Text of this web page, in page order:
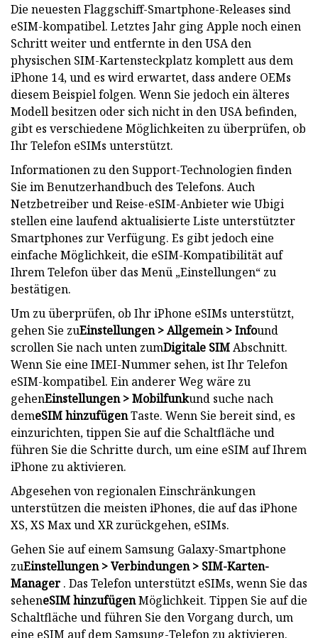
Die neuesten Flaggschiff-Smartphone-Releases sind
eSIM-kompatibel. Letztes Jahr ging Apple noch einen
Schritt weiter und entfernte in den USA den
physischen SIM-Kartensteckplatz komplett aus dem
iPhone 14, und es wird erwartet, dass andere OEMs
diesem Beispiel folgen. Wenn Sie jedoch ein älteres
Modell besitzen oder sich nicht in den USA befinden,
gibt es verschiedene Möglichkeiten zu überprüfen, ob
Ihr Telefon eSIMs unterstützt.
Informationen zu den Support-Technologien finden
Sie im Benutzerhandbuch des Telefons. Auch
Netzbetreiber und Reise-eSIM-Anbieter wie Ubigi
stellen eine laufend aktualisierte Liste unterstützter
Smartphones zur Verfügung. Es gibt jedoch eine
einfache Möglichkeit, die eSIM-Kompatibilität auf
Ihrem Telefon über das Menü „Einstellungen“ zu
bestätigen.
Um zu überprüfen, ob Ihr iPhone eSIMs unterstützt,
gehen Sie zuEinstellungen > Allgemein > Infound
scrollen Sie nach unten zumDigitale SIMAbschnitt.
Wenn Sie eine IMEI-Nummer sehen, ist Ihr Telefon
eSIM-kompatibel. Ein anderer Weg wäre zu
gehenEinstellungen > Mobilfunkund suche nach
demeSIM hinzufügenTaste. Wenn Sie bereit sind, es
einzurichten, tippen Sie auf die Schaltfläche und
führen Sie die Schritte durch, um eine eSIM auf Ihrem
iPhone zu aktivieren.
Abgesehen von regionalen Einschränkungen
unterstützen die meisten iPhones, die auf das iPhone
XS, XS Max und XR zurückgehen, eSIMs.
Gehen Sie auf einem Samsung Galaxy-Smartphone
zuEinstellungen > Verbindungen > SIM-Karten-
Manager . Das Telefon unterstützt eSIMs, wenn Sie das
seheneSIM hinzufügenMöglichkeit. Tippen Sie auf die
Schaltfläche und führen Sie den Vorgang durch, um
eine eSIM auf dem Samsung-Telefon zu aktivieren.